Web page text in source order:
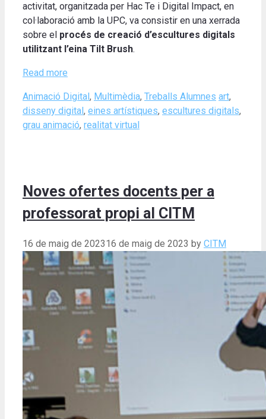
activitat, organitzada per Hac Te i Digital Impact, en
col·laboració amb la UPC, va consistir en una xerrada
sobre el procés de creació d’escultures digitals
utilitzant l’eina Tilt Brush.
Read more
Categories
Animació Digital , Multimèdia, Treballs Alumnes Tags
art,
disseny digital , eines artístiques, escultures digitals,
grau animació, realitat virtual
Noves ofertes docents per a
professorat propi al CITM
16 de maig de 202316 de maig de 2023 by CITM